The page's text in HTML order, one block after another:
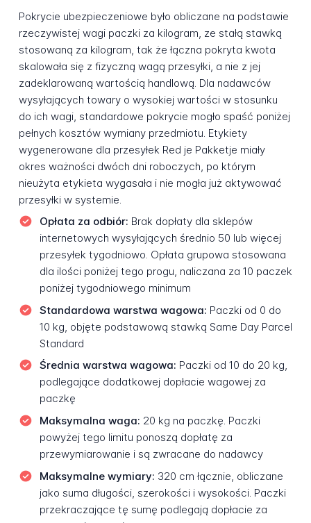
Pokrycie ubezpieczeniowe było obliczane na podstawie
rzeczywistej wagi paczki za kilogram, ze stałą stawką
stosowaną za kilogram, tak że łączna pokryta kwota
skalowała się z fizyczną wagą przesyłki, a nie z jej
zadeklarowaną wartością handlową. Dla nadawców
wysyłających towary o wysokiej wartości w stosunku
do ich wagi, standardowe pokrycie mogło spaść poniżej
pełnych kosztów wymiany przedmiotu. Etykiety
wygenerowane dla przesyłek Red je Pakketje miały
okres ważności dwóch dni roboczych, po którym
nieużyta etykieta wygasała i nie mogła już aktywować
przesyłki w systemie.
Opłata za odbiór: Brak dopłaty dla sklepów
internetowych wysyłających średnio 50 lub więcej
przesyłek tygodniowo. Opłata grupowa stosowana
dla ilości poniżej tego progu, naliczana za 10 paczek
poniżej tygodniowego minimum
Standardowa warstwa wagowa: Paczki od 0 do
10 kg, objęte podstawową stawką Same Day Parcel
Standard
Średnia warstwa wagowa: Paczki od 10 do 20 kg,
podlegające dodatkowej dopłacie wagowej za
paczkę
Maksymalna waga: 20 kg na paczkę. Paczki
powyżej tego limitu ponoszą dopłatę za
przewymiarowanie i są zwracane do nadawcy
Maksymalne wymiary: 320 cm łącznie, obliczane
jako suma długości, szerokości i wysokości. Paczki
przekraczające tę sumę podlegają dopłacie za